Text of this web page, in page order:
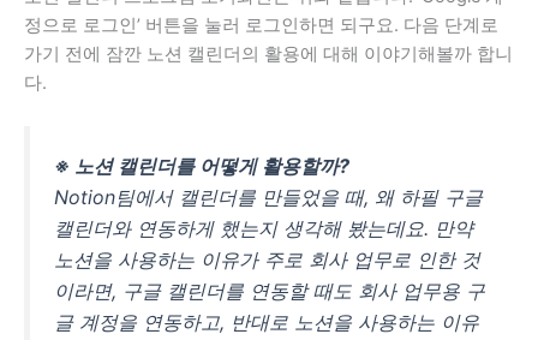
정으로 로그인’ 버튼을 눌러 로그인하면 되구요. 다음 단계로
가기 전에 잠깐 노션 캘린더의 활용에 대해 이야기해볼까 합니
다.
※ 노션 캘린더를 어떻게 활용할까?
Notion팀에서 캘린더를 만들었을 때, 왜 하필 구글
캘린더와 연동하게 했는지 생각해 봤는데요. 만약
노션을 사용하는 이유가 주로 회사 업무로 인한 것
이라면, 구글 캘린더를 연동할 때도 회사 업무용 구
글 계정을 연동하고, 반대로 노션을 사용하는 이유